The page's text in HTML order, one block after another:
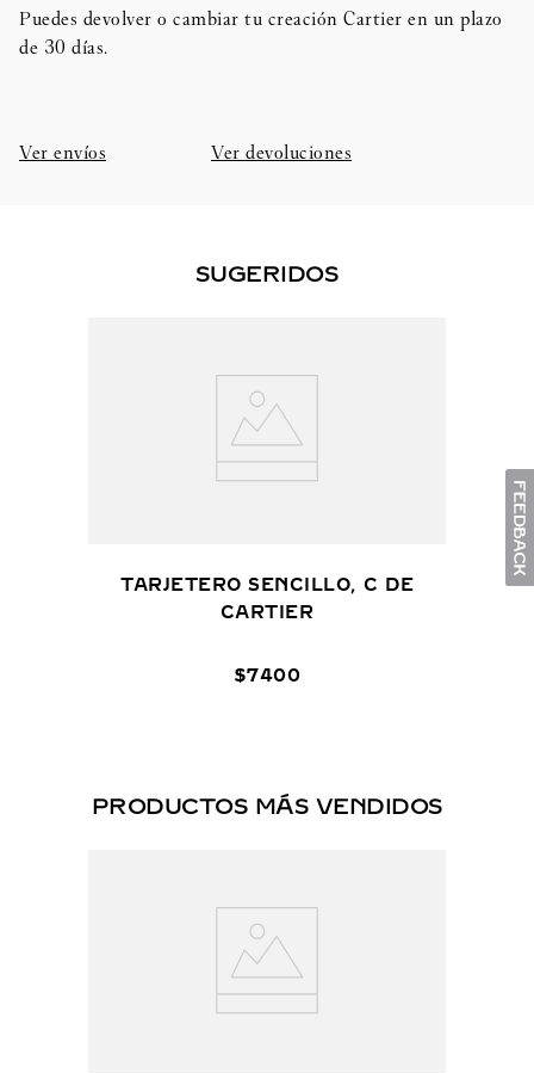
Puedes devolver o cambiar tu creación Cartier en un plazo
de 30 días.​
Ver envíos Ver devoluciones
SUGERIDOS
TARJETERO SENCILLO, C DE
CARTIER
$7400
PRODUCTOS MÁS VENDIDOS